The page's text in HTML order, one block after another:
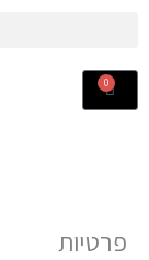
0
עגלת
קניות
פרטיות